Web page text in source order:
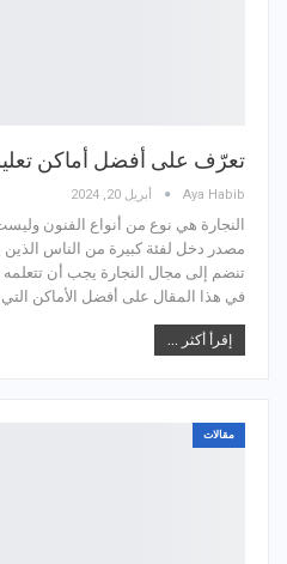
تعرّف على أفضل أماكن
Aya Habib أبريل 20, 2024
النجارة هي نوع من أنواع الفنون
مصدر دخل لفئة كبيرة من الناس
تنضم إلى مجال النجارة يجب أن
في هذا المقال على أفضل الأماكن
إقرأ أكثر ...
مقالات